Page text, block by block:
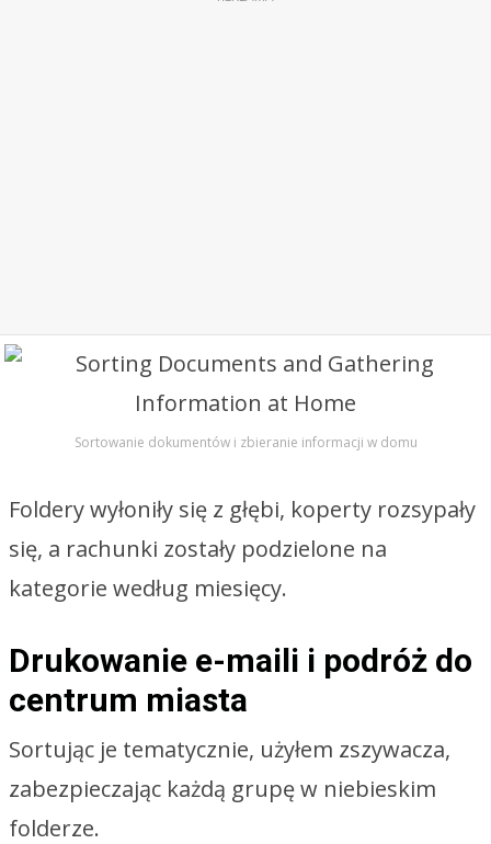
Sortowanie dokumentów i zbieranie informacji w domu
Foldery wyłoniły się z głębi, koperty rozsypały
się, a rachunki zostały podzielone na
kategorie według miesięcy.
Drukowanie e-maili i podróż do
centrum miasta
Sortując je tematycznie, użyłem zszywacza,
zabezpieczając każdą grupę w niebieskim
folderze.